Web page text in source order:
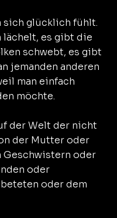
sich glücklich fühlt.
lächelt, es gibt die
schwebt, es gibt
jemanden anderen
man einfach
möchte.
der Welt der nicht
der Mutter oder
Geschwistern oder
oder
oder dem